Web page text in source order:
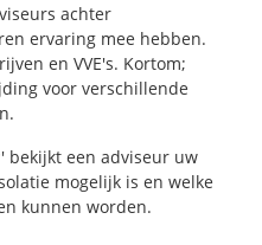
achter
ervaring mee hebben.
en VVE's. Kortom;
voor verschillende
bekijkt een adviseur uw
mogelijk is en welke
kunnen worden.